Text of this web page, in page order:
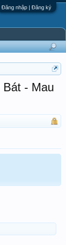
Đăng nhập | Đăng ký
- Mau